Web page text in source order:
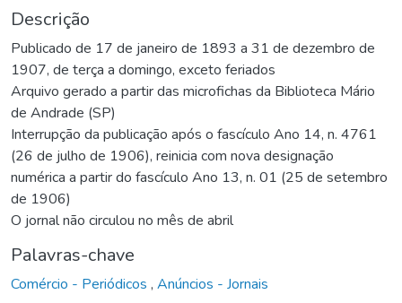
Descrição
Publicado de 17 de janeiro de 1893 a 31 de dezembro de
1907, de terça a domingo, exceto feriados
Arquivo gerado a partir das microfichas da Biblioteca Mário
de Andrade (SP)
Interrupção da publicação após o fascículo Ano 14, n. 4761
(26 de julho de 1906), reinicia com nova designação
numérica a partir do fascículo Ano 13, n. 01 (25 de setembro
de 1906)
O jornal não circulou no mês de abril
Palavras-chave
Comércio - Periódicos , Anúncios - Jornais